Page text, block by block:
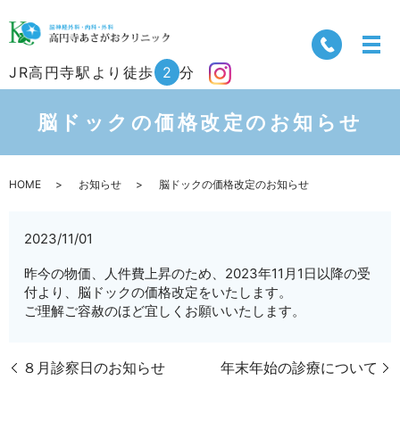
JR高円寺駅より徒歩 2 分
脳ドックの価格改定のお知らせ
HOME お知らせ 脳ドックの価格改定のお知らせ
2023/11/01
昨今の物価、人件費上昇のため、2023年11月1日以降の受
付より、脳ドックの価格改定をいたします。
ご理解ご容赦のほど宜しくお願いいたします。
８月診察日のお知らせ 年末年始の診療について